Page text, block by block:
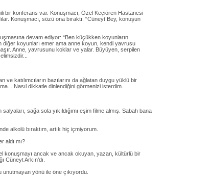
bir konferans var. Konuşmacı, Özel Keçiören Hastanesi
Konuşmacı, sözü ona bıraktı. “Cüneyt Bey, konuşun
devam ediyor: “Ben küçükken koyunların
diğer koyunları emer ama anne koyun, kendi yavrusu
Anne, yavrusunu koklar ve yalar. Büyüyen, serpilen
katılımcıların bazılarını da ağlatan duygu yüklü bir
Nasıl dikkatle dinlendiğini görmenizi isterdim.
sağa sola yıkıldığımı eşim filme almış. Sabah bana
alkolü bıraktım, artık hiç içmiyorum.
aldı mı?
konuşmayı ancak ve ancak okuyan, yazan, kültürlü bir
Arkın’dı.
yönü ile öne çıkıyordu.